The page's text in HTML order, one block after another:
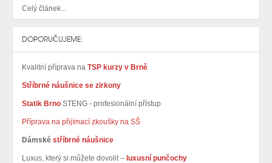
Celý článek...
DOPORUČUJEME:
Kvalitní příprava na TSP kurzy v Brně
Stříbrné náušnice se zirkony
Statik Brno STENG - profesionální přístup
Příprava na přijímací zkoušky na SŠ
Dámské stříbrné náušnice
Luxus, který si můžete dovolit – luxusní punčochy